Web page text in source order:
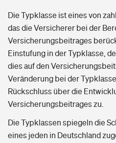
Die Typklasse ist eines von
das die Versicherer bei der
Versicherungsbeitrages
Einstufung in der Typklasse,
dies auf den
Veränderung bei der
Rückschluss über die
Versicherungsbeitrages zu.
Die Typklassen spiegeln die
eines jeden in Deutschland